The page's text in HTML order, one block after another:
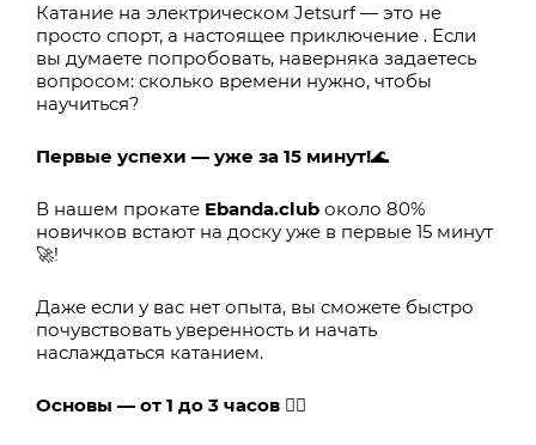
Катание на электрическом Jetsurf — это не
просто спорт, а настоящее приключение . Если
вы думаете попробовать, наверняка задаетесь
вопросом: сколько времени нужно, чтобы
научиться?
Первые успехи — уже за 15 минут!🌊
В нашем прокате Ebanda.club около 80%
новичков встают на доску уже в первые 15 минут
🚀!
Даже если у вас нет опыта, вы сможете быстро
почувствовать уверенность и начать
наслаждаться катанием.
Основы — от 1 до 3 часов 🏄‍♂️